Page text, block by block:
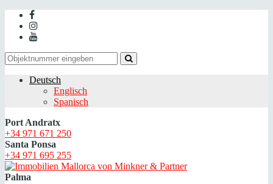
Deutsch
Englisch
Spanisch
Port Andratx
+34 971 671 250
Santa Ponsa
+34 971 695 255
Palma